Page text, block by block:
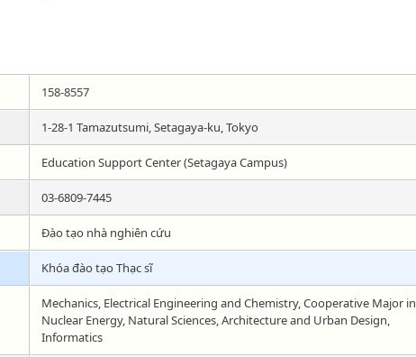
158-8557
1-28-1 Tamazutsumi, Setagaya-ku, Tokyo
Education Support Center (Setagaya Campus)
03-6809-7445
Đào tạo nhà nghiên cứu
Khóa đào tạo Thạc sĩ
Mechanics, Electrical Engineering and Chemistry, Cooperative Major in
Nuclear Energy, Natural Sciences, Architecture and Urban Design,
Informatics